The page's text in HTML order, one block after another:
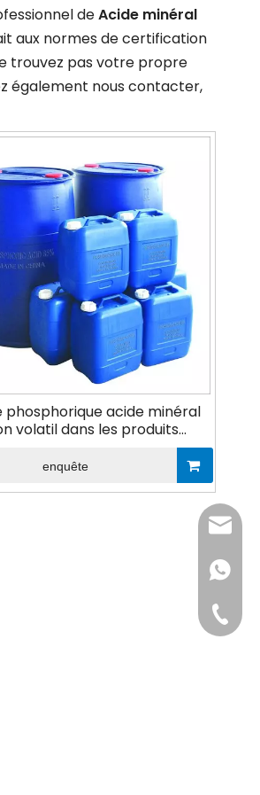
deAcide minéral
aux normes de certification
trouvez pas votre propre
également nous contacter,
phosphorique acide minéral
volatil dans les produits
enquête
+86-
+86-